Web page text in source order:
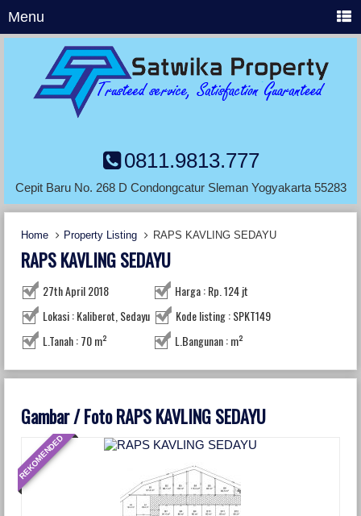
Menu
0811.9813.777
Cepit Baru No. 268 D Condongcatur Sleman Yogyakarta 55283
Home Property Listing RAPS KAVLING SEDAYU
RAPS KAVLING SEDAYU
27th April 2018
Harga : Rp. 124 jt
Lokasi : Kaliberot, Sedayu
Kode listing : SPKT149
L.Tanah : 70 m²
L.Bangunan : m²
Gambar / Foto RAPS KAVLING SEDAYU
REKOMENDED